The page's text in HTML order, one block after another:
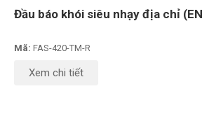
Đầu báo khói siêu nhạy địa chỉ
Mã: FAS-420-TM-R
Xem chi tiết